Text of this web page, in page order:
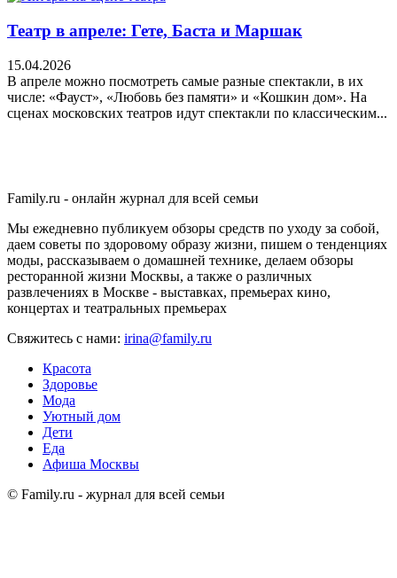
Театр в апреле: Гете, Баста и Маршак
15.04.2026
В апреле можно посмотреть самые разные спектакли, в их
числе: «Фауст», «Любовь без памяти» и «Кошкин дом». На
сценах московских театров идут спектакли по классическим...
Family.ru - онлайн журнал для всей семьи
Мы ежедневно публикуем обзоры средств по уходу за собой,
даем советы по здоровому образу жизни, пишем о тенденциях
моды, рассказываем о домашней технике, делаем обзоры
ресторанной жизни Москвы, а также о различных
развлечениях в Москве - выставках, премьерах кино,
концертах и театральных премьерах
Свяжитесь с нами: irina@family.ru
Красота
Здоровье
Мода
Уютный дом
Дети
Еда
Афиша Москвы
© Family.ru - журнал для всей семьи